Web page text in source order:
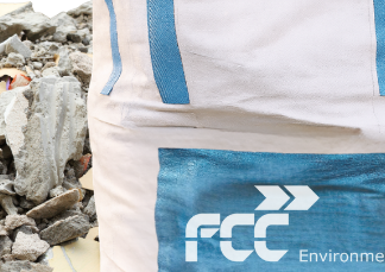
Obywatelskiej zagłosowała
21 kwietnia 2024 0
Obwodowej Komisji Wyborczej nr 68, czyli w I
im. Zbigniewa Religi zagłosowała
Obywatelskiej na prezydenta– Agnieszka